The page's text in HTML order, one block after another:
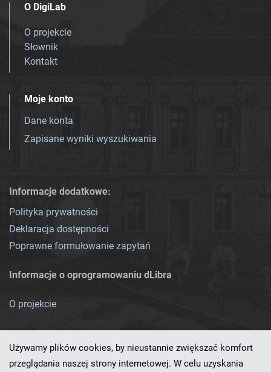
O DigiLab
O projekcie
Słownik
Kontakt
Moje konto
Dane konta
Zapisane wyniki wyszukiwania
Informacje dodatkowe:
Polityka prywatności
Deklaracja dostępności
Poprawne formułowanie zapytań
Informacje o oprogramowaniu dLibra
O projekcie
Używamy plików cookies, by nieustannie zwiększać komfort
przeglądania naszej strony internetowej. W celu uzyskania